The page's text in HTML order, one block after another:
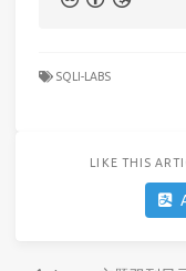
SQLI-LABS
LIKE THIS